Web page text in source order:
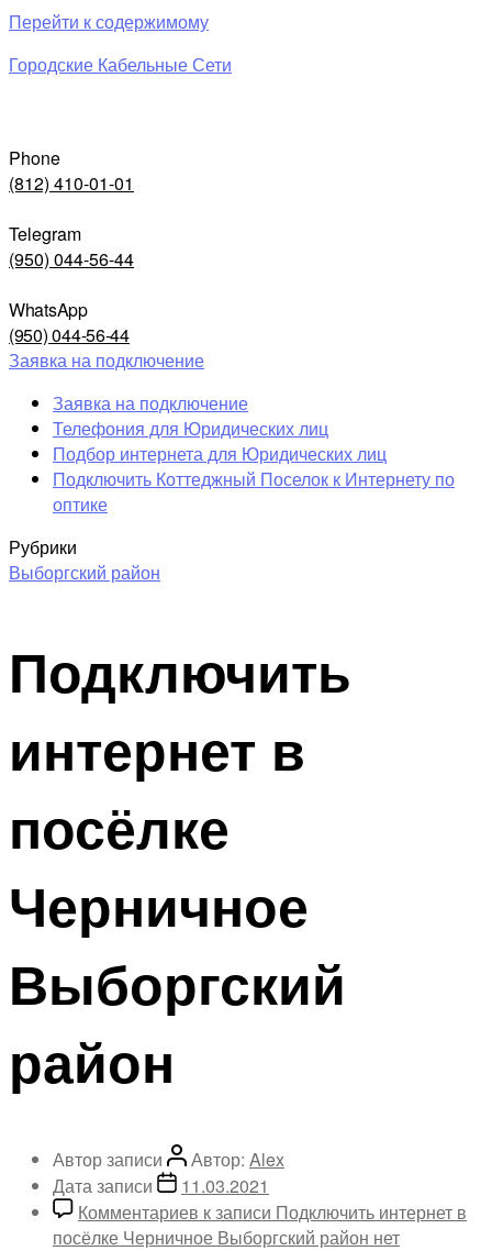
Перейти к содержимому
Городские Кабельные Сети
Phone
(812) 410-01-01
Telegram
(950) 044-56-44
WhatsApp
(950) 044-56-44
Заявка на подключение
Заявка на подключение
Телефония для Юридических лиц
Подбор интернета для Юридических лиц
Подключить Коттеджный Поселок к Интернету по
оптике
Рубрики
Выборгский район
Подключить
интернет в
посёлке
Черничное
Выборгский
район
Автор записи Автор: Alex
Дата записи
11.03.2021
Комментариев к записи Подключить интернет в
посёлке Черничное Выборгский район нет